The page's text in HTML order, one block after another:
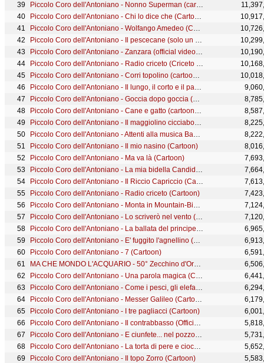
Piccolo Coro dell'Antoniano - Nonno Superman (cartoon) - 33° Zecchino d'Oro
Piccolo Coro dell'Antoniano - Chi lo dice che (Cartoon)
Piccolo Coro dell'Antoniano - Wolfango Amedeo (Cartoon)
Piccolo Coro dell'Antoniano - Il pescecane (solo un ciao) (Official Video)
Piccolo Coro dell'Antoniano - Zanzara (official video) - 65° Zecchino d'oro
Piccolo Coro dell'Antoniano - Radio criceto (Criceto baby dance)
Piccolo Coro dell'Antoniano - Corri topolino (cartoon) - 32° Zecchino d'Oro
Piccolo Coro dell'Antoniano - Il lungo, il corto e il pacioccone (Cartoon)
Piccolo Coro dell'Antoniano - Goccia dopo goccia (Cartoon)
Piccolo Coro dell'Antoniano - Cane e gatto (cartoon) - 31° Zecchino d'Oro
Piccolo Coro dell'Antoniano - Il maggiolino cicciaboccia (Cartoon)
Piccolo Coro dell'Antoniano - Attenti alla musica Baby Dance (Official Video)
Piccolo Coro dell'Antoniano - Il mio nasino (Cartoon)
Piccolo Coro dell'Antoniano - Ma va là (Cartoon)
Piccolo Coro dell'Antoniano - La mia bidella Candida (cartoon) - 42° Zecchino d'Oro
Piccolo Coro dell'Antoniano - Il Riccio Capriccio (Cartoon)
Piccolo Coro dell'Antoniano - Radio criceto (Cartoon)
Piccolo Coro dell'Antoniano - Monta in Mountain-Bike (Cartoon) - 34° Zecchino d'Oro
Piccolo Coro dell'Antoniano - Lo scriverò nel vento (Cartoon) - 49° Zecchino d'Oro
Piccolo Coro dell'Antoniano - La ballata del principe azzurro (Cartoon)
Piccolo Coro dell'Antoniano - E' fuggito l'agnellino (Cartoon)
Piccolo Coro dell'Antoniano - 7 (Cartoon)
MA CHE MONDO L'ACQUARIO - 50° Zecchino d'Oro 2007 - Canzoni Animate
Piccolo Coro dell'Antoniano - Una parola magica (Cartoon)
Piccolo Coro dell'Antoniano - Come i pesci, gli elefanti e le tigri (Cartoon)
Piccolo Coro dell'Antoniano - Messer Galileo (Cartoon)
Piccolo Coro dell'Antoniano - I tre pagliacci (Cartoon)
Piccolo Coro dell'Antoniano - Il contrabbasso (Official Video)
Piccolo Coro dell'Antoniano - E ciunfete... nel pozzo (cartoon) - 9° Zecchino d'Oro
Piccolo Coro dell'Antoniano - La torta di pere e cioccolato (Cartoon)
Piccolo Coro dell'Antoniano - Il topo Zorro (Cartoon)